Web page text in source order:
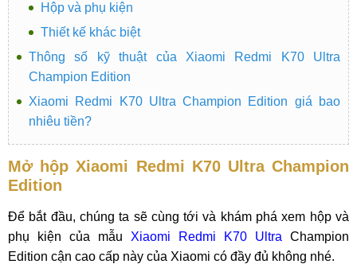
Hộp và phụ kiện
Thiết kế khác biệt
Thông số kỹ thuật của Xiaomi Redmi K70 Ultra
Champion Edition
Xiaomi Redmi K70 Ultra Champion Edition giá bao
nhiêu tiền?
Mở hộp Xiaomi Redmi K70 Ultra Champion
Edition
Để bắt đầu, chúng ta sẽ cùng tới và khám phá xem hộp và
phụ kiện của mẫu Xiaomi Redmi K70 Ultra Champion
Edition cận cao cấp này của Xiaomi có đầy đủ không nhé.